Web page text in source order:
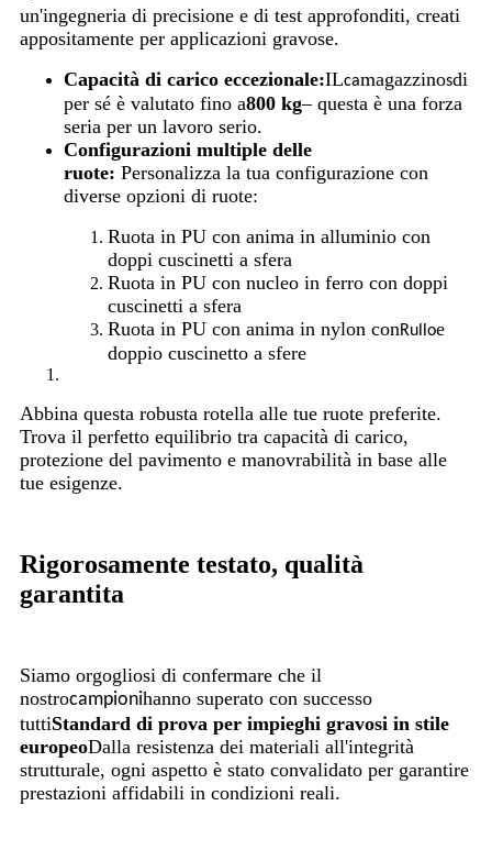
un'ingegneria di precisione e di test approfonditi, creati
appositamente per applicazioni gravose.
Capacità di carico eccezionale:ILcamagazzinosdi
per sé è valutato fino a800 kg– questa è una forza
seria per un lavoro serio.
Configurazioni multiple delle
ruote: Personalizza la tua configurazione con
diverse opzioni di ruote:
Ruota in PU con anima in alluminio con
doppi cuscinetti a sfera
Ruota in PU con nucleo in ferro con doppi
cuscinetti a sfera
Ruota in PU con anima in nylon conRulloe
doppio cuscinetto a sfere
Abbina questa robusta rotella alle tue ruote preferite.
Trova il perfetto equilibrio tra capacità di carico,
protezione del pavimento e manovrabilità in base alle
tue esigenze.
Rigorosamente testato, qualità
garantita
Siamo orgogliosi di confermare che il
nostrocampionihanno superato con successo
tuttiStandard di prova per impieghi gravosi in stile
europeoDalla resistenza dei materiali all'integrità
strutturale, ogni aspetto è stato convalidato per garantire
prestazioni affidabili in condizioni reali.